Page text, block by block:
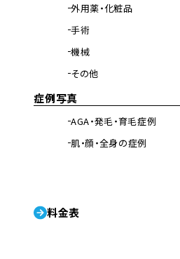
外用薬・化粧品
手術
機械
その他
症例写真
AGA・発毛・育毛症例
肌・顔・全身の症例
料金表